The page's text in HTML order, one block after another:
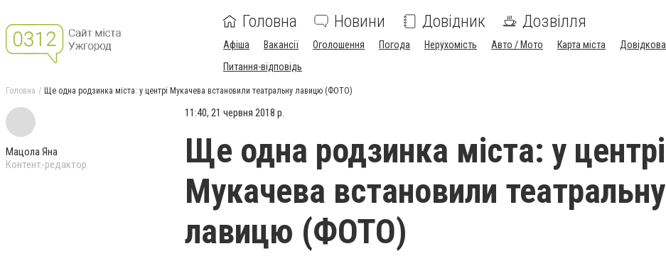
Головна Новини Довідник Дозвілля
Афіша Вакансії Оголошення Погода Нерухомість Авто / Мото Карта міста Довідкова
Питання-відповідь
Головна Ще одна родзинка міста: у центрі Мукачева встановили театральну лавицю (ФОТО)
Мацола Яна
Контент-редактор
11:40, 21 червня 2018 р.
Ще одна родзинка міста: у центрі
Мукачева встановили театральну
лавицю (ФОТО)